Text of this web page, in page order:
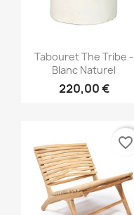
Aperçu rapide
Tabouret The Tribe -
Blanc Naturel
220,00 €
favorite_border